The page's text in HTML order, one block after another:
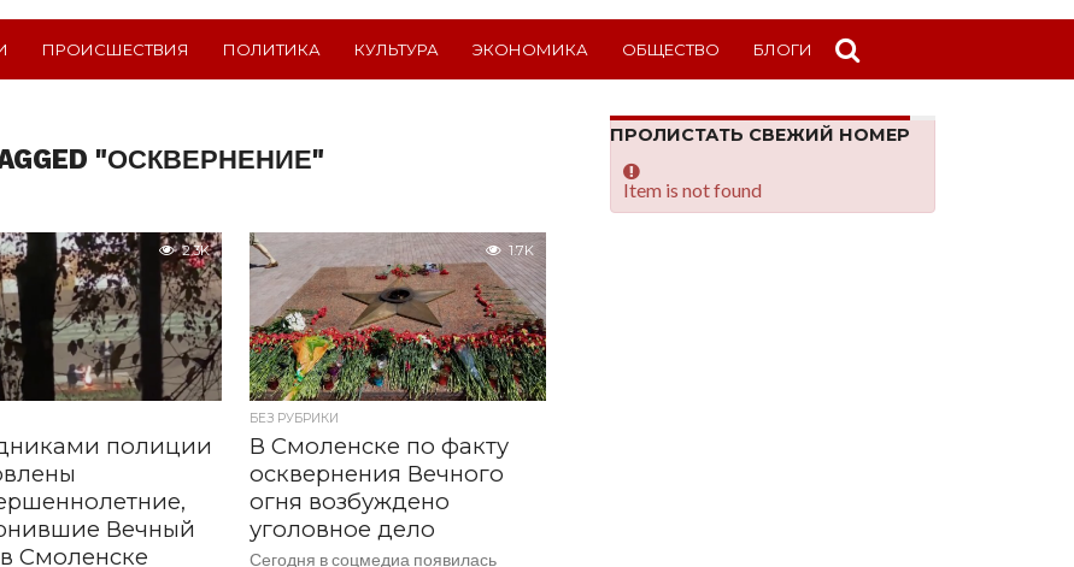
ПРОИСШЕСТВИЯ ПОЛИТИКА КУЛЬТУРА ЭКОНОМИКА ОБЩЕСТВО БЛОГИ
"ОСКВЕРНЕНИЕ"
2.3K
полиции
Вечный
Смоленске
1.7K
БЕЗ РУБРИКИ
В Смоленске по факту
осквернения Вечного
огня возбуждено
уголовное дело
Сегодня в соцмедиа появилась
ПРОЛИСТАТЬ СВЕЖИЙ НОМЕР
Item is not found